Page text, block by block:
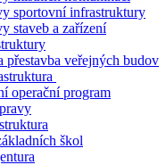
sportovní infrastruktury
staveb a zařízení
přestavba veřejných budov
operační program
škol